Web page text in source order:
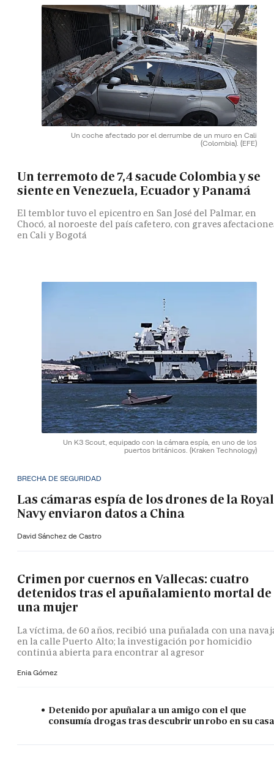
Un coche afectado por el derrumbe de un muro en Cali
(Colombia). (EFE)
Un terremoto de 7,4 sacude Colombia y se
siente en Venezuela, Ecuador y Panamá
El temblor tuvo el epicentro en San José del Palmar, en
Chocó, al noroeste del país cafetero, con graves
en Cali y Bogotá
Un K3 Scout, equipado con la cámara espía, en uno de los
puertos británicos. (Kraken Technology)
BRECHA DE SEGURIDAD
Las cámaras espía de los drones de la Royal
Navy enviaron datos a China
David Sánchez de Castro
Crimen por cuernos en Vallecas: cuatro
detenidos tras el apuñalamiento mortal de
una mujer
La víctima, de 60 años, recibió una puñalada con una
en la calle Puerto Alto; la investigación por homicidio
continúa abierta para encontrar al agresor
Enia Gómez
Detenido por apuñalar a un amigo con el que
consumía drogas tras descubrir un robo en su